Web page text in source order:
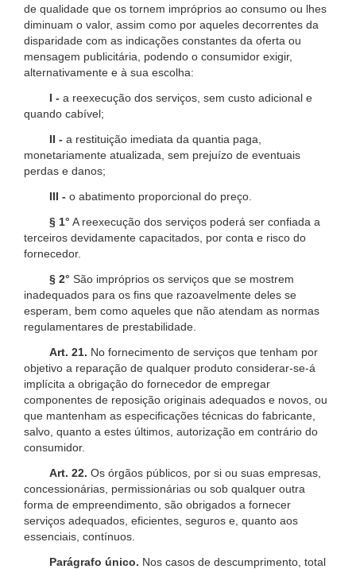
de qualidade que os tornem impróprios ao consumo ou lhes
diminuam o valor, assim como por aqueles decorrentes da
disparidade com as indicações constantes da oferta ou
mensagem publicitária, podendo o consumidor exigir,
alternativamente e à sua escolha:
I - a reexecução dos serviços, sem custo adicional e
quando cabível;
II - a restituição imediata da quantia paga,
monetariamente atualizada, sem prejuízo de eventuais
perdas e danos;
III - o abatimento proporcional do preço.
§ 1° A reexecução dos serviços poderá ser confiada a
terceiros devidamente capacitados, por conta e risco do
fornecedor.
§ 2° São impróprios os serviços que se mostrem
inadequados para os fins que razoavelmente deles se
esperam, bem como aqueles que não atendam as normas
regulamentares de prestabilidade.
Art. 21. No fornecimento de serviços que tenham por
objetivo a reparação de qualquer produto considerar-se-á
implícita a obrigação do fornecedor de empregar
componentes de reposição originais adequados e novos, ou
que mantenham as especificações técnicas do fabricante,
salvo, quanto a estes últimos, autorização em contrário do
consumidor.
Art. 22. Os órgãos públicos, por si ou suas empresas,
concessionárias, permissionárias ou sob qualquer outra
forma de empreendimento, são obrigados a fornecer
serviços adequados, eficientes, seguros e, quanto aos
essenciais, contínuos.
Parágrafo único. Nos casos de descumprimento, total